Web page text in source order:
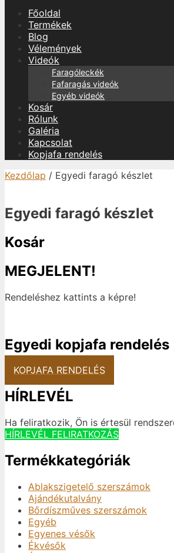
Főoldal
Termékek
Blog
Vélemények
Videók
Faragóleckék
Fafaragás videók
Egyéb videók
Kosár
Rólunk
Galéria
Kapcsolat
Kopjafa rendelés
Kezdőlap / Egyedi faragó készlet
Egyedi faragó készlet
Kosár
MEGJELENT!
Rendeléshez kattints a képre!
Egyedi kopjafa rendelés
KOPJAFA RENDELÉS
HÍRLEVÉL
Ha feliratkozik, Ön is értesül
HÍRLEVÉL FELIRATKOZÁS
Termékkategóriák
Ablakszigetelő szerszámok
Ajándékutalvány
Bőrdíszműves szerszámok
Egyéb
Egyenes vésők
Ékvésők